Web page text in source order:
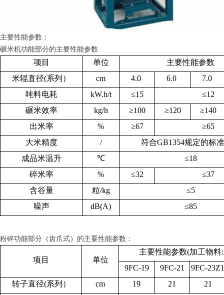
主要性能参数：
碾米机功能部分的主要性能参数
项目 单位
主要性能参数
米辊直径(系列）
cm 4.0 6.0
7.0
吨料电耗
kW.h/t ≤15
≤12
碾米效率
kg/h ≥100 ≥120
≥140
出米率
% ≥67
≥65
大米精度
/
符合GB1354规定的标
成品米温升
℃
≤18
碎米率
% ≤32
≤37
含谷量
粒/kg
≤5
噪声
dB(A) ≤85
粉碎功能部分（齿爪式）的主要性能参数：
项目 单位
主要性能参数(加工物料
9FC-19
9FC-21
9FC-23Z1
转子直径(系列）
cm 19 21
21